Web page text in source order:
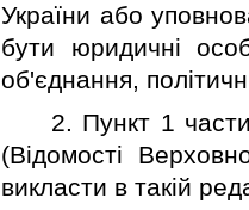
України або
бути юридичнi
об'єднання,
2. Пункт 1
(Вiдомостi
викласти в такiй